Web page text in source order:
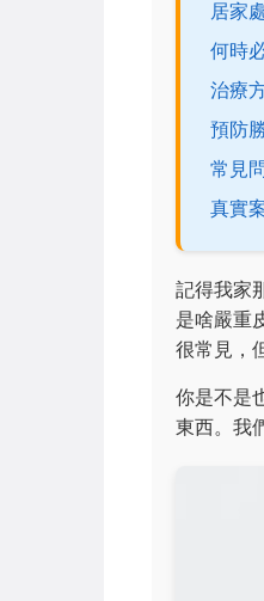
居家
何時
治療
預防
常見
真實
記得我家
是啥嚴重
很常見，
你是不是
東西。我